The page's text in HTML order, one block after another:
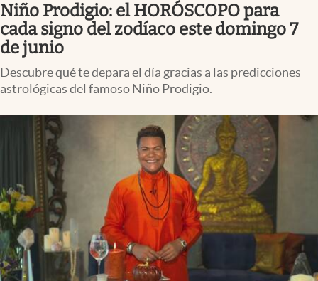
Espiritual
Streaming
PC y mobile
USA
Niño Prodigio: el HORÓSCOPO para
cada signo del zodíaco este domingo 7
de junio
Descubre qué te depara el día gracias a las predicciones
astrológicas del famoso Niño Prodigio.